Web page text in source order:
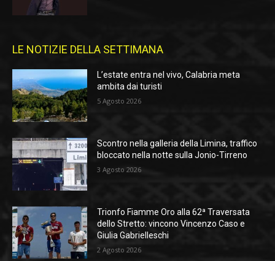
LE NOTIZIE DELLA SETTIMANA
L’estate entra nel vivo, Calabria meta
ambita dai turisti
5 Agosto 2026
Scontro nella galleria della Limina, traffico
bloccato nella notte sulla Jonio-Tirreno
3 Agosto 2026
Trionfo Fiamme Oro alla 62ª Traversata
dello Stretto: vincono Vincenzo Caso e
Giulia Gabrielleschi
2 Agosto 2026